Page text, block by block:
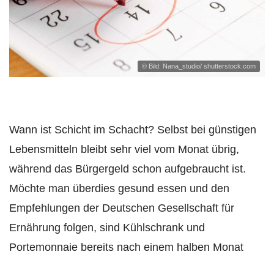
© Bild: Nana_studio/ shutterstock.com
Wann ist Schicht im Schacht? Selbst bei günstigen
Lebensmitteln bleibt sehr viel vom Monat übrig,
während das Bürgergeld schon aufgebraucht ist.
Möchte man überdies gesund essen und den
Empfehlungen der Deutschen Gesellschaft für
Ernährung folgen, sind Kühlschrank und
Portemonnaie bereits nach einem halben Monat